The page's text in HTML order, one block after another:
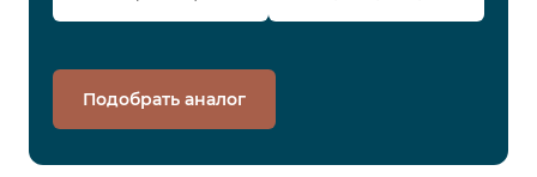
Подобрать аналог